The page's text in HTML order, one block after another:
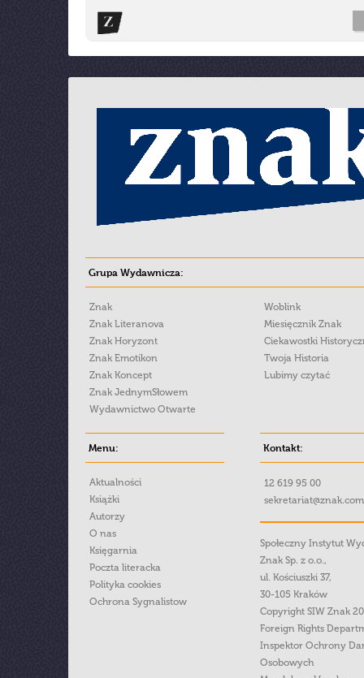
Grupa Wydawnicza:
Znak
Znak Literanova
Znak Horyzont
Znak Emotikon
Znak Koncept
Znak JednymSłowem
Wydawnictwo Otwarte
Woblink
Miesięcznik Znak
Ciekawostki
Twoja Historia
Lubimy czytać
Menu:
Aktualności
Książki
Autorzy
O nas
Księgarnia
Poczta literacka
Polityka cookies
Ochrona Sygnalistow
Kontakt:
12 619 95 00
Społeczny Instytut
Znak Sp. z o.o.,
ul. Kościuszki 37,
30-105 Kraków
Copyright SIW Znak
Foreign Rights
Inspektor Ochrony
Osobowych